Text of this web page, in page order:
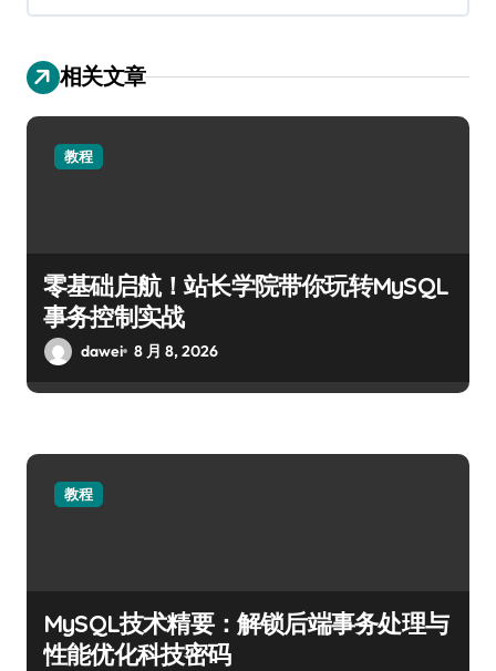
相关文章
教程
零基础启航！站长学院带你玩转MySQL
事务控制实战
dawei 8 月 8, 2026
教程
MySQL技术精要：解锁后端事务处理与
性能优化科技密码